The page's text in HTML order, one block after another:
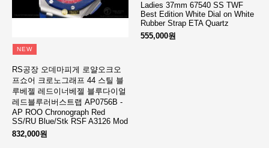
NEW
RS공장 오데마피게 로얄오크오
프쇼어 크로노그래프 44 스틸 블
루베젤 레드이너베젤 블루다이얼
레드블루러버스트랩 AP0756B -
AP ROO Chronograph Red
SS/RU Blue/Stk RSF A3126 Mod
832,000원
Ladies 37mm 67540 SS TWF
Best Edition White Dial on White
Rubber Strap ETA Quartz
555,000원